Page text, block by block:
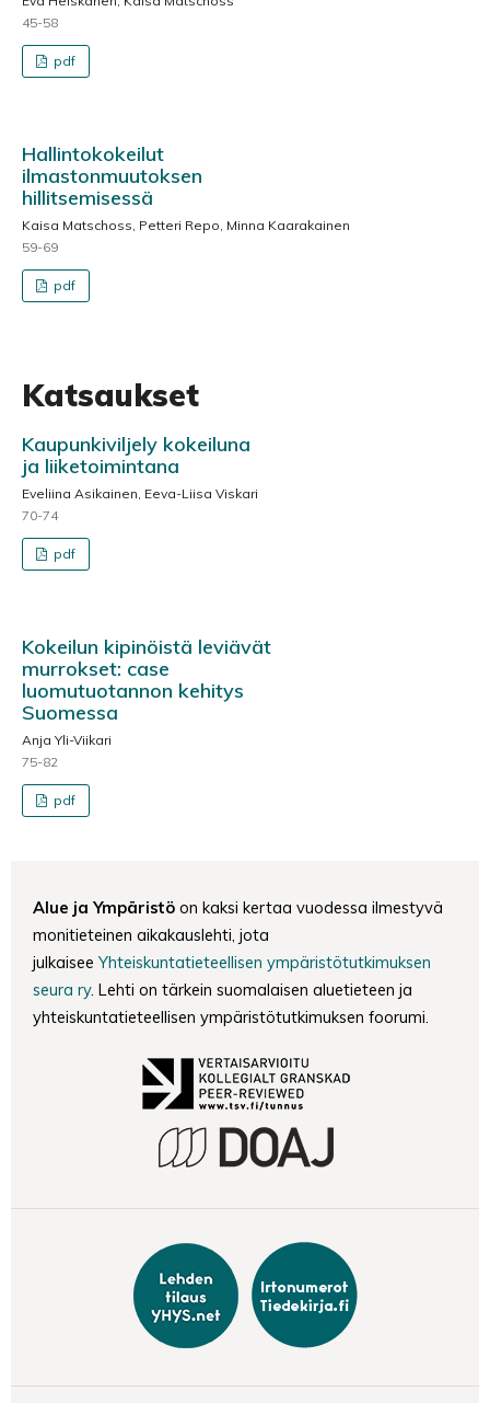
45-58
pdf
Hallintokokeilut
ilmastonmuutoksen
hillitsemisessä
Kaisa Matschoss, Petteri Repo, Minna Kaarakainen
59-69
pdf
Katsaukset
Kaupunkiviljely kokeiluna
ja liiketoimintana
Eveliina Asikainen, Eeva-Liisa Viskari
70-74
pdf
Kokeilun kipinöistä leviävät
murrokset: case
luomutuotannon kehitys
Suomessa
Anja Yli-Viikari
75-82
pdf
Alue ja Ympäristö on kaksi kertaa vuodessa ilmestyvä
monitieteinen aikakauslehti, jota
julkaisee Yhteiskuntatieteellisen ympäristötutkimuksen
seura ry. Lehti on tärkein suomalaisen aluetieteen ja
yhteiskuntatieteellisen ympäristötutkimuksen foorumi.